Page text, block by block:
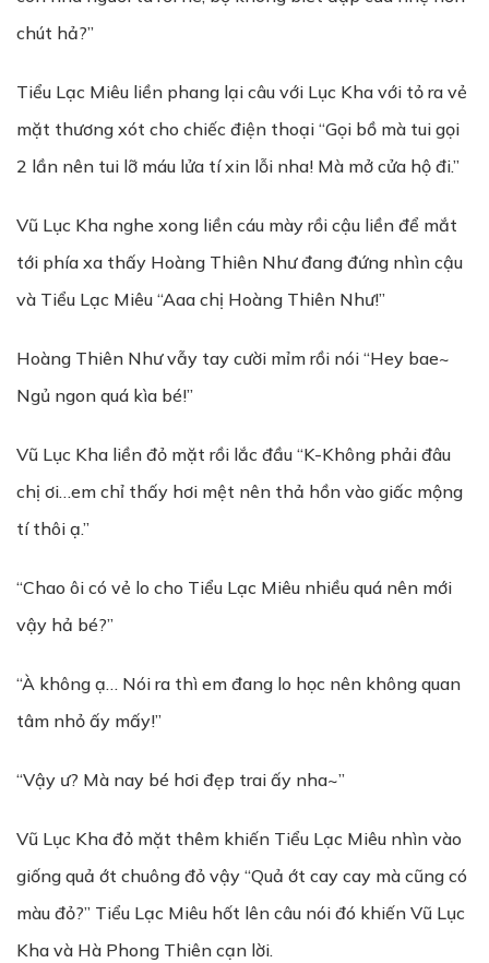
chút hả?”
Tiểu Lạc Miêu liền phang lại câu với Lục Kha với tỏ ra vẻ
mặt thương xót cho chiếc điện thoại “Gọi bồ mà tui gọi
2 lần nên tui lỡ máu lửa tí xin lỗi nha! Mà mở cửa hộ đi.”
Vũ Lục Kha nghe xong liền cáu mày rồi cậu liền để mắt
tới phía xa thấy Hoàng Thiên Như đang đứng nhìn cậu
và Tiểu Lạc Miêu “Aaa chị Hoàng Thiên Như!”
Hoàng Thiên Như vẫy tay cười mỉm rồi nói “Hey bae~
Ngủ ngon quá kìa bé!”
Vũ Lục Kha liền đỏ mặt rồi lắc đầu “K-Không phải đâu
chị ơi…em chỉ thấy hơi mệt nên thả hồn vào giấc mộng
tí thôi ạ.”
“Chao ôi có vẻ lo cho Tiểu Lạc Miêu nhiều quá nên mới
vậy hả bé?”
“À không ạ… Nói ra thì em đang lo học nên không quan
tâm nhỏ ấy mấy!”
“Vậy ư? Mà nay bé hơi đẹp trai ấy nha~”
Vũ Lục Kha đỏ mặt thêm khiến Tiểu Lạc Miêu nhìn vào
giống quả ớt chuông đỏ vậy “Quả ớt cay cay mà cũng có
màu đỏ?” Tiểu Lạc Miêu hốt lên câu nói đó khiến Vũ Lục
Kha và Hà Phong Thiên cạn lời.